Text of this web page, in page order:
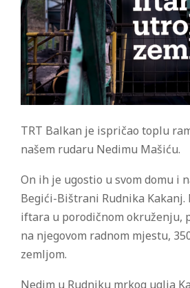
TRT Balkan je ispričao toplu
našem rudaru Nedimu Mašiću.
On ih je ugostio u svom domu i
Begići-Bištrani Rudnika
iftara u porodičnom okruženju,
na njegovom radnom mjestu,
zemljom.
Nedim u Rudniku mrkog uglja